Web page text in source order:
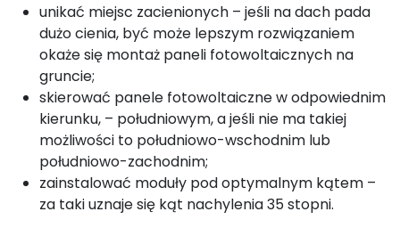
unikać miejsc zacienionych – jeśli na dach pada
dużo cienia, być może lepszym rozwiązaniem
okaże się montaż paneli fotowoltaicznych na
gruncie;
skierować panele fotowoltaiczne w odpowiednim
kierunku, – południowym, a jeśli nie ma takiej
możliwości to południowo-wschodnim lub
południowo-zachodnim;
zainstalować moduły pod optymalnym kątem –
za taki uznaje się kąt nachylenia 35 stopni.